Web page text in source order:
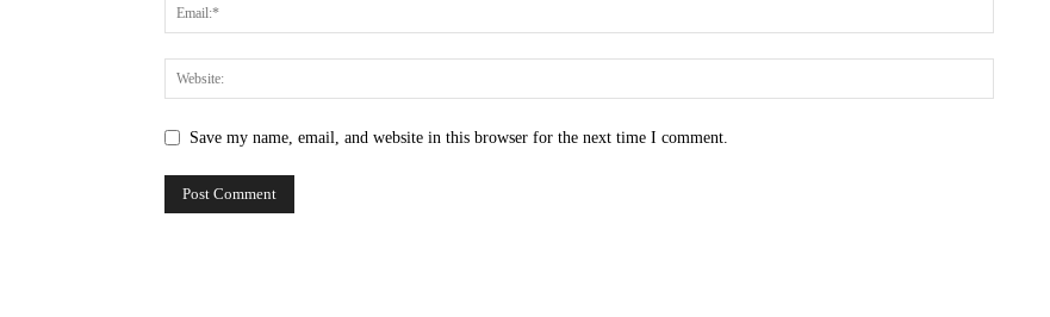
Save my name, email, and website in this browser for the next time I comment.